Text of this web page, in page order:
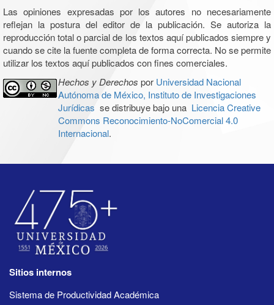
Las opiniones expresadas por los autores no necesariamente
reflejan la postura del editor de la publicación. Se autoriza la
reproducción total o parcial de los textos aquí publicados siempre y
cuando se cite la fuente completa de forma correcta. No se permite
utilizar los textos aquí publicados con fines comerciales.
Hechos y Derechos por Universidad Nacional
Autónoma de México, Instituto de Investigaciones
Jurídicas se distribuye bajo una Licencia Creative
Commons Reconocimiento-NoComercial 4.0
Internacional.
Sitios internos
Sistema de Productividad Académica